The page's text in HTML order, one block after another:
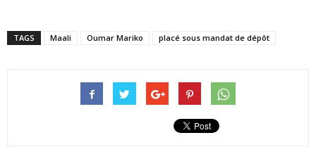
TAGS Maali Oumar Mariko placé sous mandat de dépôt